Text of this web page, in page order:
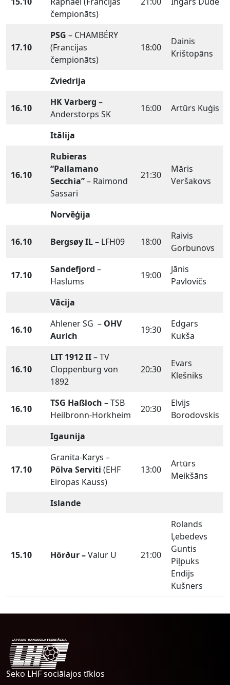
čempionāts)
17.10
PSG – CHAMBÉRY
(Francijas
čempionāts)
18:00
Dainis
Krištopāns
Zviedrija
16.10
HK Varberg –
Anderstorps SK
16:00 Artūrs Kuģis
Itālija
16.10
Rubieras
“Pallamano
Secchia”– Raimond
Sassari
21:30
Māris
Veršakovs
Norvēģija
16.10 Bergsøy IL– LFH09 18:00
Raivis
Gorbunovs
17.10
Sandefjord –
Haslums
19:00
Jānis
Pavlovičs
Vācija
16.10
Ahlener SG – OHV
Aurich
19:30
Edgars
Kukša
16.10
LIT 1912 II– TV
Cloppenburg von
1892
20:30
Evars
Klešniks
16.10
TSG Haßloch – TSB
Heilbronn-Horkheim
20:30
Elvijs
Borodovskis
Igaunija
17.10
Granita-Karys –
Pölva Serviti (EHF
Eiropas Kauss)
13:00
Artūrs
Meikšāns
Islande
15.10 Hörður –Valur U 21:00
Rolands
Ļebedevs
Guntis
Piļpuks
Endijs
Kušners
Seko LHF sociālajos tīklos